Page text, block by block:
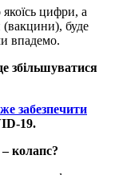
цифри, а
(вакцини), буде
впадемо.
збільшуватися
забезпечити
19.
колапс?